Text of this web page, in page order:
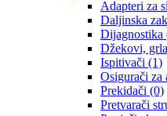
Adapteri za
Daljinska
Dijagnostika
Džekovi,
Ispitivači (1)
Osigurači za
Prekidači (0)
Pretvarači